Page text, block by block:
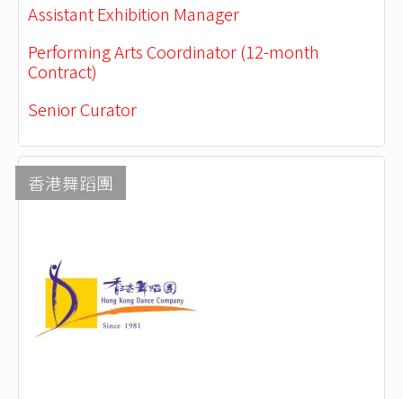
Assistant Exhibition Manager
Performing Arts Coordinator (12-month
Contract)
Senior Curator
香港舞蹈團